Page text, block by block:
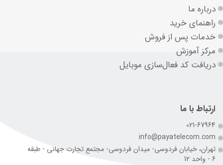
درباره ما
راهنمای خرید
خدمات پس از فروش
مرکز آموزش
دریافت کد فعال‌سازی موبایل
ارتباط با ما
021-67964
info@payatelecom.com
تهران، خیابان فردوسی- میدان فردوسی- مجتمع تجارت جهانی - طبقه
6 - واحد 12